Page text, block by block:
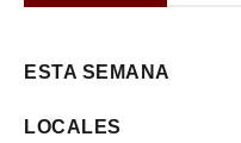
ESTA SEMANA
LOCALES